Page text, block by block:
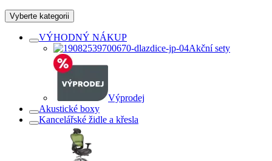
Vyberte kategorii
VÝHODNÝ NÁKUP
Akční sety
Výprodej
Akustické boxy
Kancelářské židle a křesla